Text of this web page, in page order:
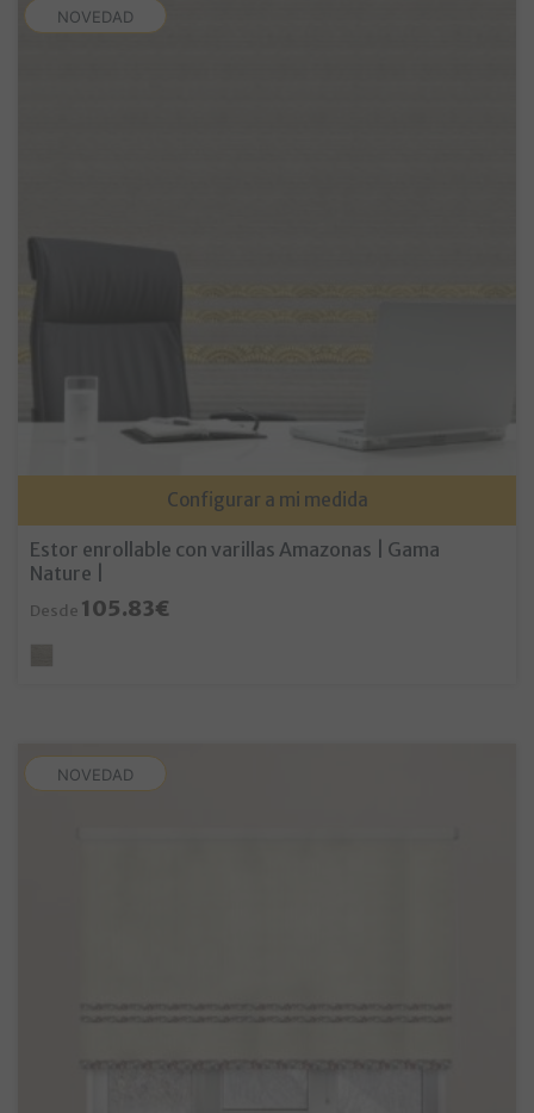
NOVEDAD
Configurar a mi medida
Estor enrollable con varillas Amazonas | Gama
Nature |
Desde 105.83€
NOVEDAD